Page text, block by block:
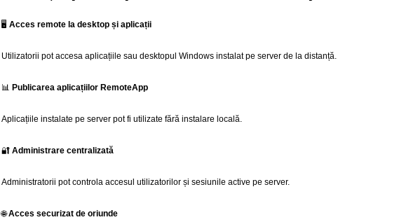
🖥 Acces remote la desktop și aplicații
Utilizatorii pot accesa aplicațiile sau desktopul Windows instalat pe server de la distanță.
📊 Publicarea aplicațiilor RemoteApp
Aplicațiile instalate pe server pot fi utilizate fără instalare locală.
🔐 Administrare centralizată
Administratorii pot controla accesul utilizatorilor și sesiunile active pe server.
🌐Acces securizat de oriunde